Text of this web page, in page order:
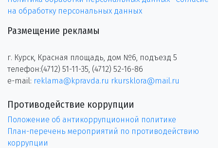
на обработку персональных данных
Размещение рекламы
г. Курск, Красная площадь, дом №6, подъезд 5
телефон:(4712) 51-11-35, (4712) 52-16-86
e-mail: reklama@kpravda.ru rkursklora@mail.ru
Противодействие коррупции
Положение об антикоррупционной политике
План-перечень мероприятий по противодействию
коррупции